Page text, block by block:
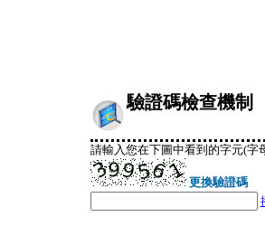
驗證碼檢查機制
請輸入您在下圖中看到的字元(字
更換驗證碼